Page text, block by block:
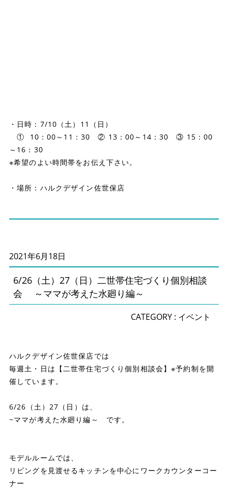
・日時：7/10（土）11（日）
・① 10：00～11：30 ② 13：00～14：30 ③ 15：00
～16：30
※希望のよい時間帯をお伝え下さい。
・場所：ハルクデザイン佐世保店
2021年6月18日
6/26（土）27（日）二世帯住宅づくり個別相談
会 ～ママが考えた水廻り編～
CATEGORY : イベント
ハルクデザイン佐世保店では
毎週土・日は【二世帯住宅づくり個別相談会】※予約制を開
催しています。
6/26（土）27（日）は、
~ママが考えた水廻り編～ です。
モデルルームでは、
リビングを見渡せるキッチンを中心にワークカウンターコー
ナー